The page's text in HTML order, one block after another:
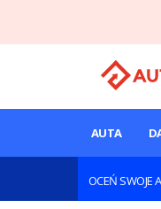
AUTA
OCEŃ SWOJE